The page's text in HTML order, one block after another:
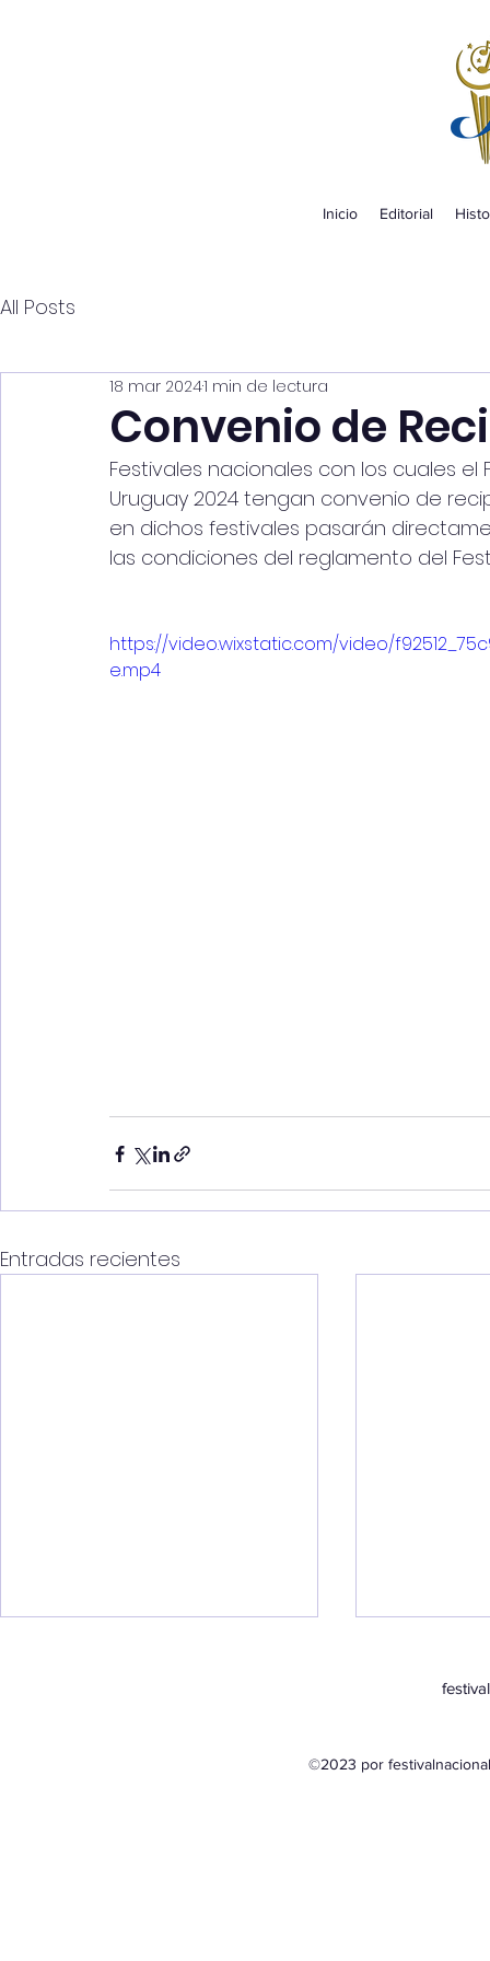
Inicio Editorial
All Posts
Convenio de
18 mar 20241 min de lectura
Festivales nacionales con los cuales
Uruguay 2024 tengan convenio de
en dichos festivales pasarán
las condiciones del reglamento del
https://video.wixstatic.com/video/
e.mp4
Entradas recientes
©2023 por